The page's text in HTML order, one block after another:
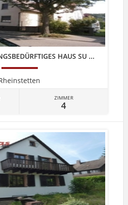
HAUS SU ...
ZIMMER
4